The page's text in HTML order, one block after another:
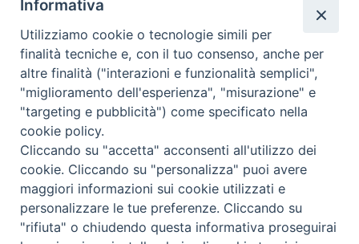
disponibili a provare a pensarla come Lui,
passando il più possibile attraverso lo
svuotamento di noi stessi, rinunciando
all’esagerata autoreferenzialità, mettendo a
tacere il narcisismo. Il digiuno, dicono i saggi
di ogni tempo e le Scritture, in questo senso
aiuta. Fortifica la volontà, educa al
sacrificio, qualche volta somiglia al bambino
che rinuncia a qualcosa che gli piace molto
per dimostrare che la prossima volta saprà
Migrantes Online
Fondazione Migrantes © 2026 WebSeed
Informativa
Utilizziamo cookie o tecnologie simili per
finalità tecniche e, con il tuo consenso, anche per
altre finalità ("interazioni e funzionalità semplici",
"miglioramento dell'esperienza", "misurazione" e
"targeting e pubblicità") come specificato nella
cookie policy.
Cliccando su "accetta" acconsenti all'utilizzo dei
cookie. Cliccando su "personalizza" puoi avere
maggiori informazioni sui cookie utilizzati e
personalizzare le tue preferenze. Cliccando su
"rifiuta" o chiudendo questa informativa proseguirai